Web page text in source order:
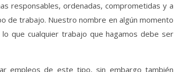
responsables, ordenadas, comprometidas y a
de trabajo. Nuestro nombre en algún momento
que cualquier trabajo que hagamos debe ser
empleos de este tipo, sin embargo también